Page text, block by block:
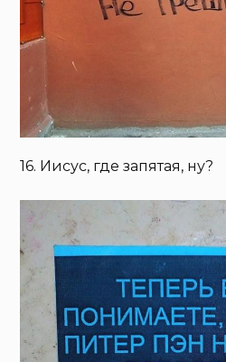
16. Иисус, где запятая, ну?